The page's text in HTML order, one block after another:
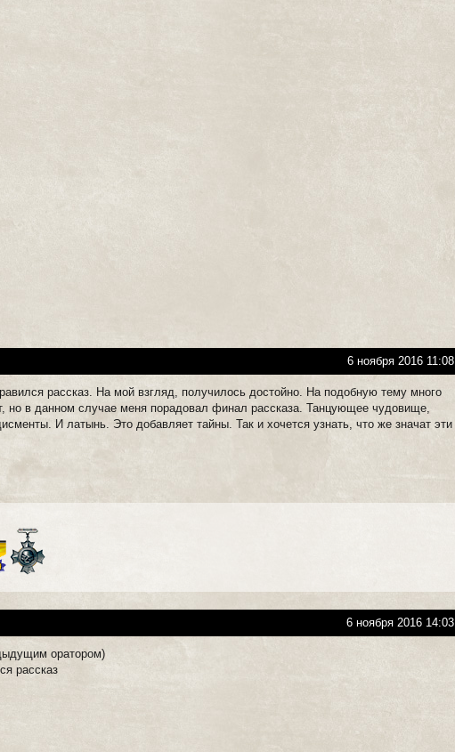
6 ноября 2016 11:08
рассказ. На мой взгляд, получилось достойно. На подобную тему много
но в данном случае меня порадовал финал рассказа. Танцующее чудовище,
И латынь. Это добавляет тайны. Так и хочется узнать, что же значат эти
6 ноября 2016 14:03
оратором)
рассказ